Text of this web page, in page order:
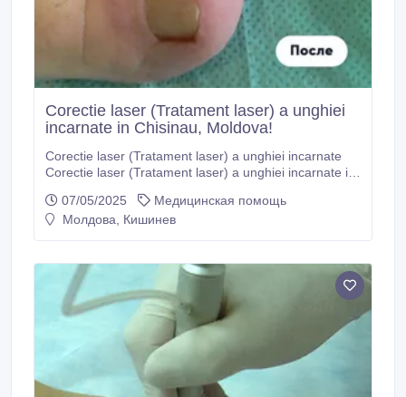
Corectie laser (Tratament laser) a unghiei
incarnate in Chisinau, Moldova!
Corectie laser (Tratament laser) a unghiei incarnate
Corectie laser (Tratament laser) a unghiei incarnate in
unghiilor incarnate, în cabinetul de chirurgie
“LaserMedChisinau”! Corectie laser (Tratament laser)
07/05/2025
Медицинская помощь
Молдова, Кишинев